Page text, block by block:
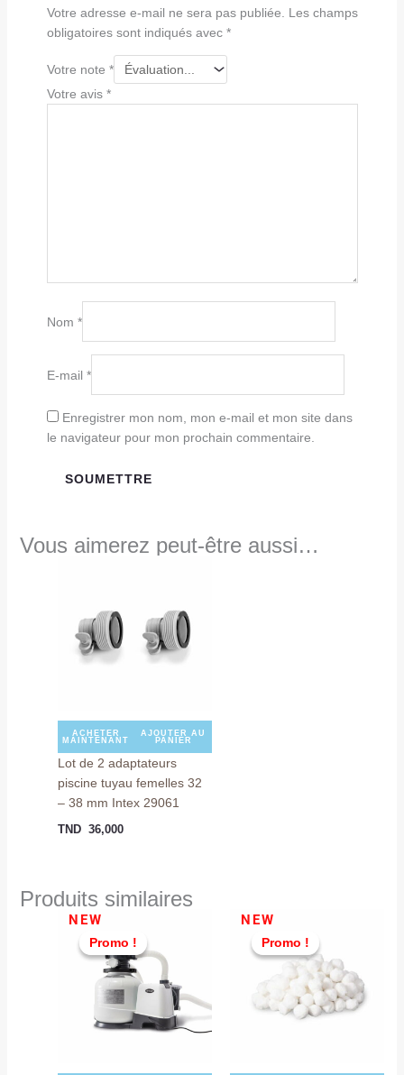
Votre adresse e-mail ne sera pas publiée.
Les champs
obligatoires sont indiqués avec *
Votre note *
Votre avis *
Nom *
E-mail *
Enregistrer mon nom, mon e-mail et mon site dans
le navigateur pour mon prochain commentaire.
Vous aimerez peut-être aussi…
ACHETER
MAINTENANT
AJOUTER AU
PANIER
Lot de 2 adaptateurs
piscine tuyau femelles 32
– 38 mm Intex 29061
TND 36,000
Produits similaires
Promo !
NEW
Promo !
était :
TND
1.849,000.
actuel
est :
TND
1.449,000.
Promo !
NEW
Promo !initial
était :
TND
129,000.